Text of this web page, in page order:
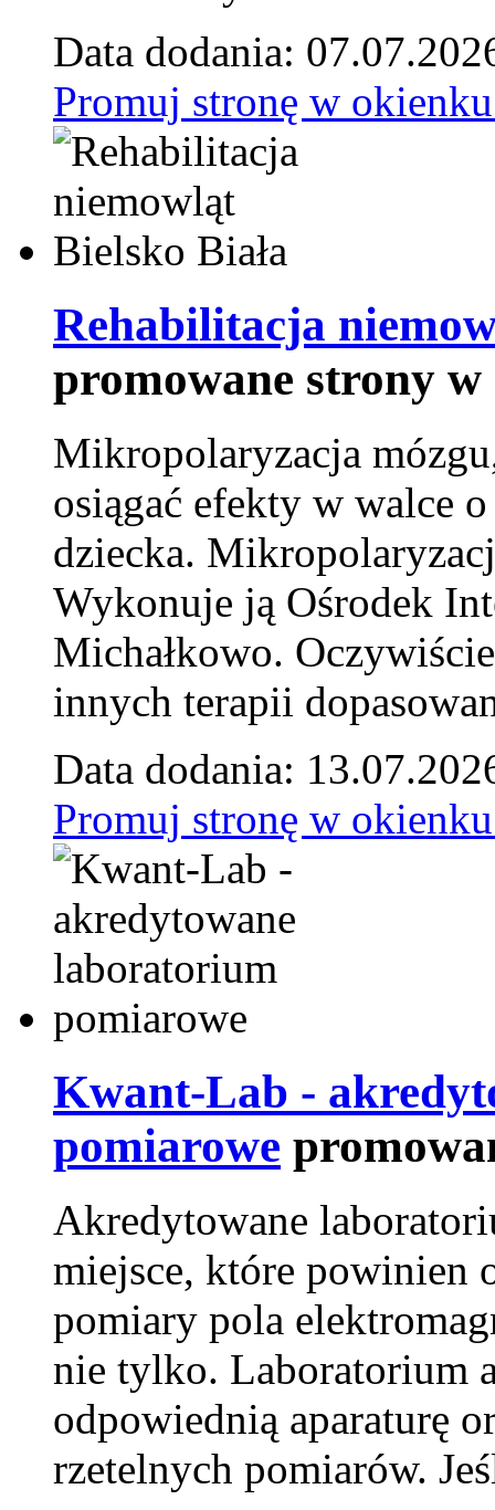
Data dodania:
Promuj stronę w
Rehabilitacja
promowane strony
Mikropolaryzacja
osiągać efekty w walce
dziecka.
Wykonuje ją Ośrodek
Michałkowo.
innych terapii
Data dodania:
Promuj stronę w
Kwant-Lab -
pomiarowe
Akredytowane
miejsce, które powinien
pomiary pola
nie tylko. Laboratorium
odpowiednią aparaturę
rzetelnych pomiarów.